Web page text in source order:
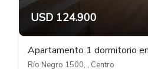
USD 124.900
Río Negro 1500, , Centro